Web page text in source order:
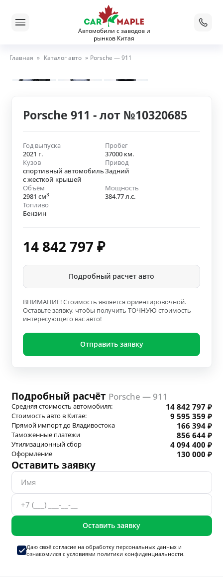
Автомобили с заводов и
рынков Китая
Главная » Каталог авто » Porsche — 911
Porsche 911 - лот №10320685
Год выпуска
2021 г.
Пробег
37000 км.
Кузов
спортивный автомобиль
с жесткой крышей
Привод
Задний
Объём
2981 см3
Мощность
384.77 л.с.
Топливо
Бензин
14 842 797 ₽
Подробный расчет авто
ВНИМАНИЕ! Стоимость является ориентировочной.
Оставьте заявку, чтобы получить ТОЧНУЮ стоимость
интересующего вас авто!
Отправить заявку
Подробный расчёт Porsche — 911
Средняя стоимость автомобиля: 14 842 797 ₽
Стоимость авто в Китае: 9 595 359 ₽
Прямой импорт до Владивостока 166 394 ₽
Таможенные платежи 856 644 ₽
Утилизационный сбор 4 094 400 ₽
Оформление 130 000 ₽
Оставить заявку
Оставить заявку
Даю своё согласие на обработку персональных данныхи
ознакомился с условиями политики конфиденциальности.